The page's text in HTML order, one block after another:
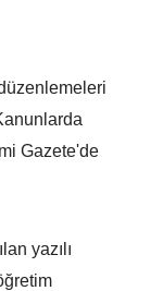
Gazete'de
yazılı